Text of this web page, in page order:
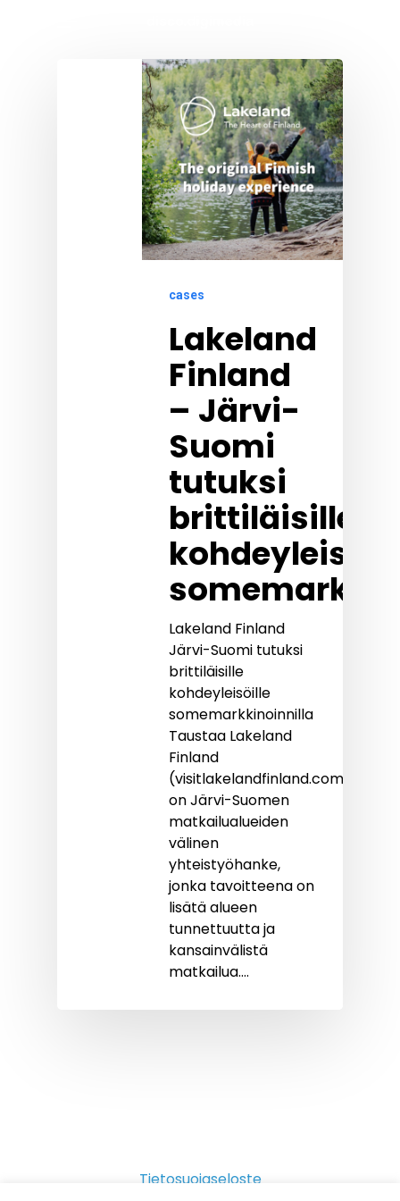
cases
Lakeland
Finland
– Järvi-
Suomi
tutuksi
brittiläisille
Lakeland Finland
Järvi-Suomi tutuksi
brittiläisille
kohdeyleisöille
somemarkkinoinnilla
Taustaa Lakeland
Finland
(visitlakelandfinland.com)
on Järvi-Suomen
matkailualueiden
välinen
yhteistyöhanke,
jonka tavoitteena on
lisätä alueen
tunnettuutta ja
kansainvälistä
matkailua.…
Tietosuojaseloste